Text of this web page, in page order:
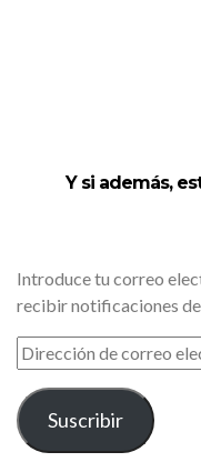
Y si además,
Introduce tu correo
recibir notificaciones de
DIRECCIÓN
DE
CORREO
ELECTRÓNICO
Suscribir